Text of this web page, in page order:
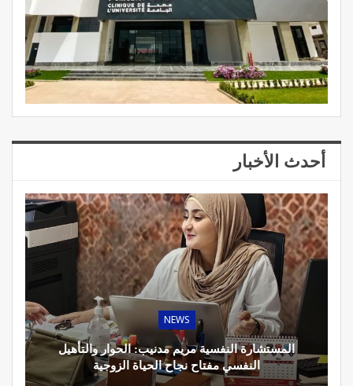
أحدث الأخبار
NEWS
المستشارة النفسية مريم مدنيب: الحوار والتأهيل
النفسي مفتاح نجاح الحياة الزوجية